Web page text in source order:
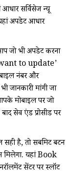
सर्विसेज न्यू
अपडेट आधार
जो भी अपडेट करना
want to update’
नंबर और
जानकारी मांगी जा
मोबाइल पर जो
सेव एंड प्रोसीड पर
है, तो सबमिट बटन
मिलेगा. यहां Book
सेंटर पर स्लॉट